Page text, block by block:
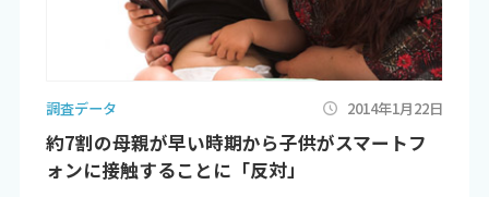
調査データ 2014年1月22日
約7割の母親が早い時期から子供がスマートフ
ォンに接触することに「反対」